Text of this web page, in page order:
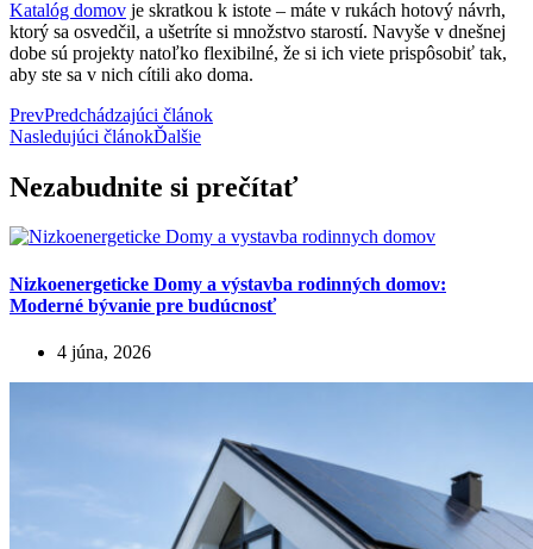
Katalóg domov je skratkou k istote – máte v rukách hotový návrh,
ktorý sa osvedčil, a ušetríte si množstvo starostí. Navyše v dnešnej
dobe sú projekty natoľko flexibilné, že si ich viete prispôsobiť tak,
aby ste sa v nich cítili ako doma.
PrevPredchádzajúci článok
Nasledujúci článokĎalšie
Nezabudnite si prečítať
Nizkoenergeticke Domy a výstavba rodinných domov:
Moderné bývanie pre budúcnosť
4 júna, 2026